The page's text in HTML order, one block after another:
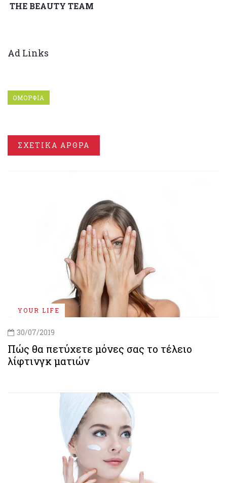
ΤΗΕ ΒΕΑUTY TEAM
Ad Links
ΟΜΟΡΦΙΑ
ΣΧΕΤΙΚΑ ΑΡΘΡΑ
YOUR LIFE
30/07/2019
Πώς θα πετύχετε μόνες σας το τέλειο
λίφτινγκ ματιών